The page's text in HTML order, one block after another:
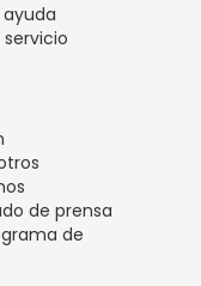
servicio
de prensa
de